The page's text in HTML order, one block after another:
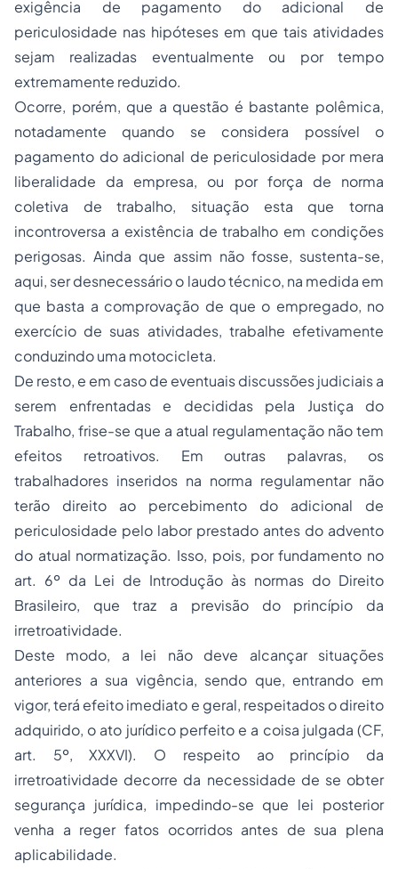
exigência de pagamento do adicional de
periculosidade nas hipóteses em que tais atividades
sejam realizadas eventualmente ou por tempo
extremamente reduzido.
Ocorre, porém, que a questão é bastante polêmica,
notadamente quando se considera possível o
pagamento do adicional de periculosidade por mera
liberalidade da empresa, ou por força de norma
coletiva de trabalho, situação esta que torna
incontroversa a existência de trabalho em condições
perigosas. Ainda que assim não fosse, sustenta-se,
aqui, ser desnecessário o laudo técnico, na medida em
que basta a comprovação de que o empregado, no
exercício de suas atividades, trabalhe efetivamente
conduzindo uma motocicleta.
De resto, e em caso de eventuais discussões judiciais a
serem enfrentadas e decididas pela Justiça do
Trabalho, frise-se que a atual regulamentação não tem
efeitos retroativos. Em outras palavras, os
trabalhadores inseridos na norma regulamentar não
terão direito ao percebimento do adicional de
periculosidade pelo labor prestado antes do advento
do atual normatização. Isso, pois, por fundamento no
art. 6º da Lei de Introdução às normas do Direito
Brasileiro, que traz a previsão do princípio da
irretroatividade.
Deste modo, a lei não deve alcançar situações
anteriores a sua vigência, sendo que, entrando em
vigor, terá efeito imediato e geral, respeitados o direito
adquirido, o ato jurídico perfeito e a coisa julgada (CF,
art. 5º, XXXVI). O respeito ao princípio da
irretroatividade decorre da necessidade de se obter
segurança jurídica, impedindo-se que lei posterior
venha a reger fatos ocorridos antes de sua plena
aplicabilidade.